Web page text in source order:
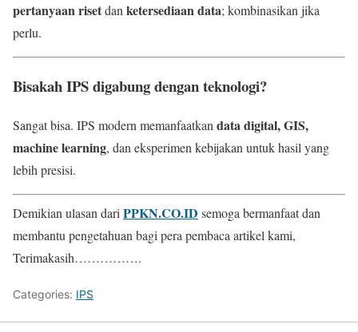
pertanyaan risetdan ketersediaan data; kombinasikan jika
perlu.
Bisakah IPS digabung dengan teknologi?
Sangat bisa. IPS modern memanfaatkan data digital, GIS,
machine learning, dan eksperimen kebijakan untuk hasil yang
lebih presisi.
Demikian ulasan dari PPKN.CO.ID semoga bermanfaat dan
membantu pengetahuan bagi pera pembaca artikel kami,
Terimakasih…………….
Categories: IPS